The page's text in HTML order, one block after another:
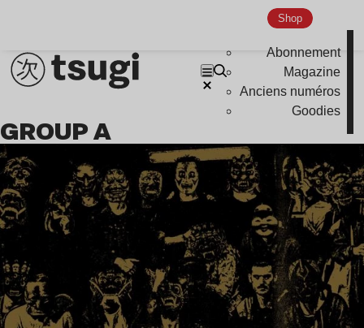
Shop
Abonnement
Magazine
Anciens numéros
Goodies
GROUP A